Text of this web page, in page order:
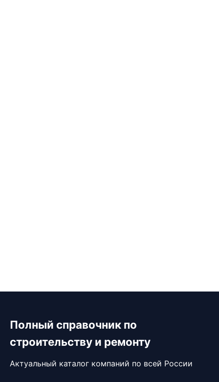
Полный справочник по
строительству и ремонту
Актуальный каталог компаний по всей России